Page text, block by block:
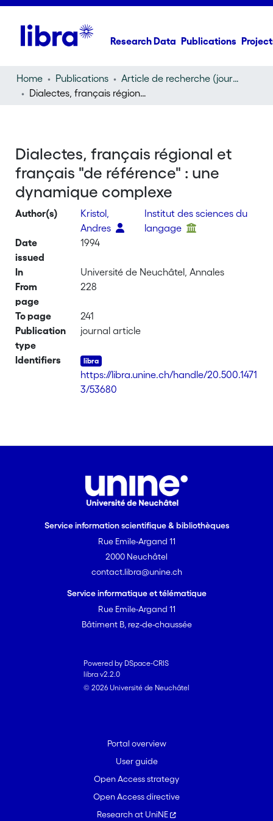
Research Data Publications
Home Publications
Article de recherche (journal article)
Dialectes, français régional et français "de référence" : une dynamique complexe
Dialectes, français régional et
français "de référence" : une
dynamique complexe
Author(s)
Kristol,
Andres
Institut des sciences du
langage
Date
issued
1994
In
Université de Neuchâtel, Annales
From
page
228
To page
241
Publication
type
journal article
Identifiers
https://libra.unine.ch/handle/20.500.1471
3/53680
Service information scientifique & bibliothèques
Rue Emile-Argand 11
2000 Neuchâtel
contact.libra@unine.ch
Service informatique et télématique
Rue Emile-Argand 11
Bâtiment B, rez-de-chaussée
Powered by DSpace-CRIS
libra v2.2.0
© 2026 Université de Neuchâtel
Portal overview
User guide
Open Access strategy
Open Access directive
Research at UniNE